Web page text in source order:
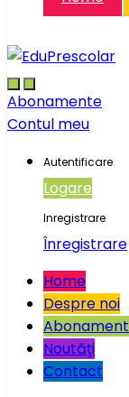
Abonamente
Contul meu
Autentificare
Logare
Inregistrare
Înregistrare
Home
Despre noi
Noutăţi
Contact